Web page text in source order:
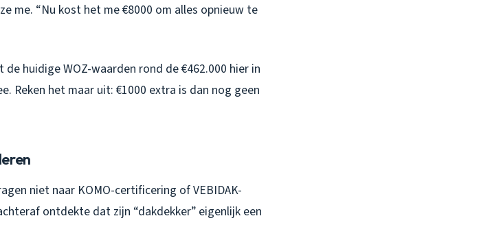
me. “Nu kost het me €8000 om alles opnieuw te
de huidige WOZ-waarden rond de €462.000 hier in
Reken het maar uit: €1000 extra is dan nog geen
niet naar KOMO-certificering of VEBIDAK-
ontdekte dat zijn “dakdekker” eigenlijk een